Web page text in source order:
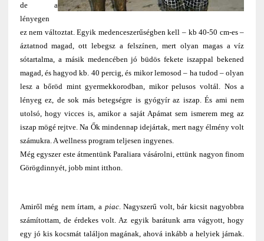
de a
lényegen
ez nem változtat. Egyik medenceszerűségben kell – kb 40-50 cm-es –
áztatnod magad, ott lebegsz a felszínen, mert olyan magas a víz
sótartalma, a másik medencében jó büdös fekete iszappal bekened
magad, és hagyod kb. 40 percig, és mikor lemosod – ha tudod – olyan
lesz a bőröd mint gyermekkorodban, mikor pelusos voltál. Nos a
lényeg ez, de sok más betegségre is gyógyír az iszap. És ami nem
utolsó, hogy vicces is, amikor a saját Apámat sem ismerem meg az
iszap mögé rejtve. Na Ők mindennap idejártak, mert nagy élmény volt
számukra. A wellness program teljesen ingyenes.
Még egyszer este átmentünk Paraliara vásárolni, ettünk nagyon finom
Görögdinnyét, jobb mint itthon.
Amiről még nem írtam, apiac. Nagyszerű volt, bár kicsit nagyobbra
számítottam, de érdekes volt. Az egyik barátunk arra vágyott, hogy
egy jó kis kocsmát találjon magának, ahová inkább a helyiek járnak.